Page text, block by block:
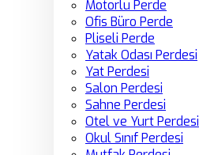
Motorlu Perde
Ofis Büro Perde
Pliseli Perde
Yatak Odası Perdesi
Yat Perdesi
Salon Perdesi
Sahne Perdesi
Otel ve Yurt Perdesi
Okul Sınıf Perdesi